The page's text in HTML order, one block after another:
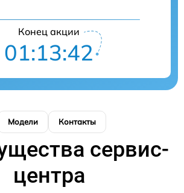
Конец акции
01:13:41
Модели Контакты
сервис-
центра